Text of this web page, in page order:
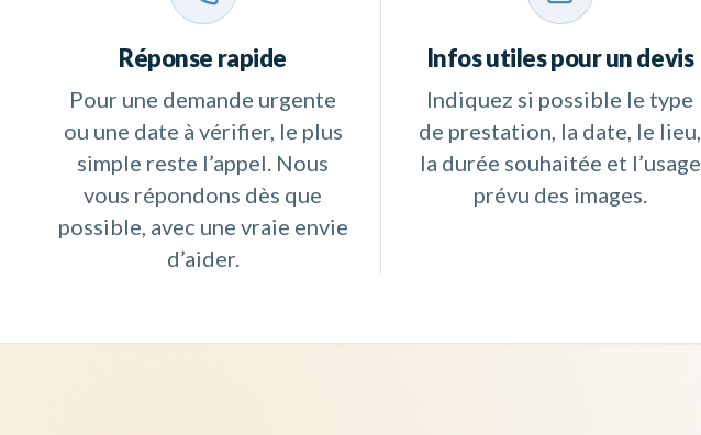
Réponse rapide
Pour une demande urgente
ou une date à vérifier, le plus
simple reste l’appel. Nous
vous répondons dès que
possible, avec une vraie envie
d’aider.
Infos utiles pour un devis
Indiquez si possible le type
de prestation, la date, le lieu,
la durée souhaitée et l’usage
prévu des images.